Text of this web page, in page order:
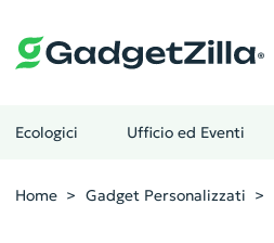
Ecologici Ufficio ed Eventi
Home Gadget Personalizzati